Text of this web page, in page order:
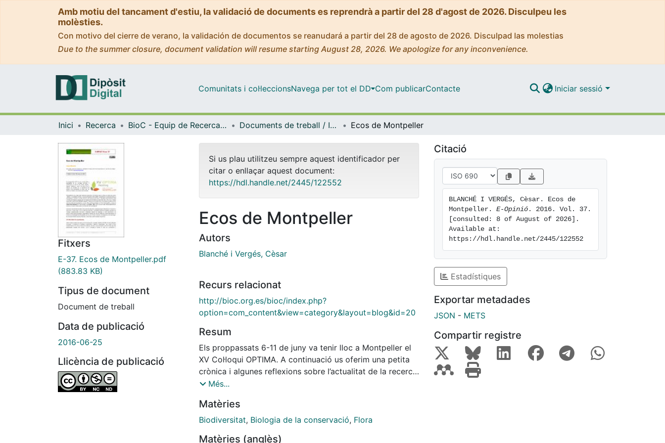
Amb motiu del tancament d'estiu, la validació de documents es reprendrà a partir del 28 d'agost de 2026. Disculpeu les
molèsties.
Con motivo del cierre de verano, la validación de documentos se reanudará a partir del 28 de agosto de 2026. Disculpad las molestias
Due to the summer closure, document validation will resume starting August 28, 2026. We apologize for any inconvenience.
Comunitats i col·leccionsNavega per tot el DD Com publicarContacte Iniciar sessió
Inici Recerca BioC - Equip de Recerca en Biologia de la Conservació de Plantes Documents de treball / Informes (BioC, Equip de Recerca en Biologia de la Conservació de Plantes) Ecos de Montpeller
Fitxers
E-37. Ecos de Montpeller.pdf
(883.83 KB)
Tipus de document
Document de treball
Data de publicació
2016-06-25
Llicència de publicació
Si us plau utilitzeu sempre aquest identificador per
citar o enllaçar aquest document:
https://hdl.handle.net/2445/122552
Ecos de Montpeller
Autors
Blanché i Vergés, Cèsar
Recurs relacionat
http://bioc.org.es/bioc/index.php?
option=com_content&view=category&layout=blog&id=20
Resum
Els proppassats 6-11 de juny va tenir lloc a Montpeller el
XV Col·loqui OPTIMA. A continuació us oferim una petita
crònica i algunes reflexions sobre l’actualitat de la recerca
en biologia de la conservació de
relació a la situació al nostre país.
Més...
Matèries
Biodiversitat, Biologia de la conservació, Flora
Matèries (anglès)
Citació
BLANCHÉ I VERGÉS, Cèsar. Ecos de
Montpeller. E-Opinió . 2016. Vol. 37.
[consulted: 8 of August of 2026].
Available at:
https://hdl.handle.net/2445/122552
Estadístiques
Exportar metadades
JSON - METS
Compartir registre